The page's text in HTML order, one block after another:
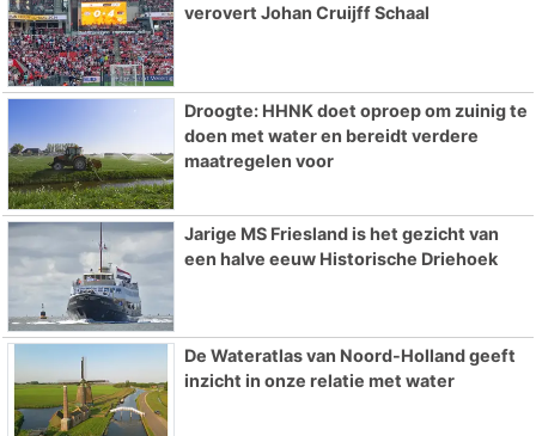
verovert Johan Cruijff Schaal
Droogte: HHNK doet oproep om zuinig te
doen met water en bereidt verdere
maatregelen voor
Jarige MS Friesland is het gezicht van
een halve eeuw Historische Driehoek
De Wateratlas van Noord-Holland geeft
inzicht in onze relatie met water